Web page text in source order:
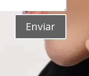
Enviar